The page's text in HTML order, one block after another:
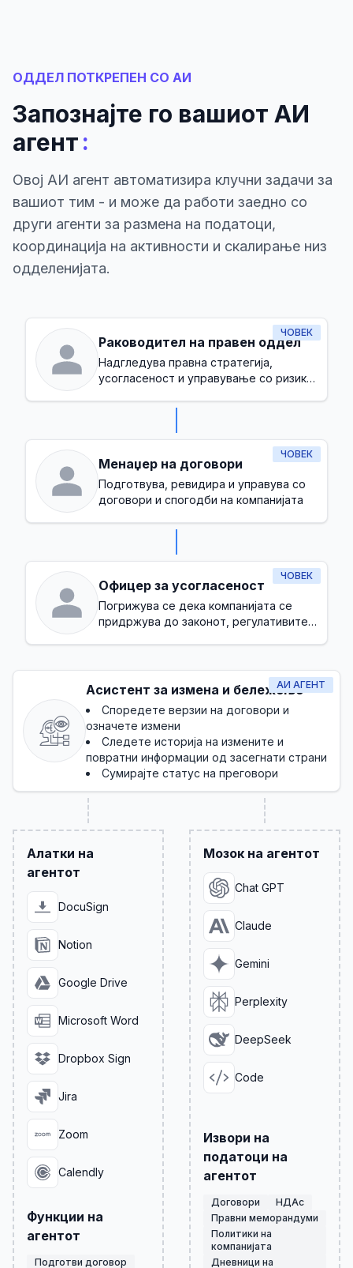
ОДДЕЛ ПОТКРЕПЕН СО АИ
Запознајте го вашиот АИ
агент:
Овој АИ агент автоматизира клучни задачи за
вашиот тим - и може да работи заедно со
други агенти за размена на податоци,
координација на активности и скалирање низ
одделенијата.
ЧОВЕК
Раководител на правен оддел
Надгледува правна стратегија,
усогласеност и управување со ризик
ЧОВЕК
Менаџер на договори
Подготвува, ревидира и управува со
договори и спогодби на компанијата
ЧОВЕК
Офицер за усогласеност
Погрижува се дека компанијата се
придржува до законот, регулативите и
АИ АГЕНТ
Асистент за измена и бележење
Споредете верзии на договори и
означете измени
Следете историја на измените и
повратни информации од засегнати страни
Сумирајте статус на преговори
Алатки на
агентот
DocuSign
Notion
Google Drive
Microsoft Word
Dropbox Sign
Jira
Zoom
Calendly
Функции на
агентот
Подготви договор
Мозок на агентот
Chat GPT
Claude
Gemini
Perplexity
DeepSeek
Code
Извори на
податоци на
агентот
Договори
НДАс
Правни меморандуми
Политики на
компанијата
Дневници на